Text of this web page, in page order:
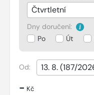
Dny doručení:
Po
Út
Od:
- Kč